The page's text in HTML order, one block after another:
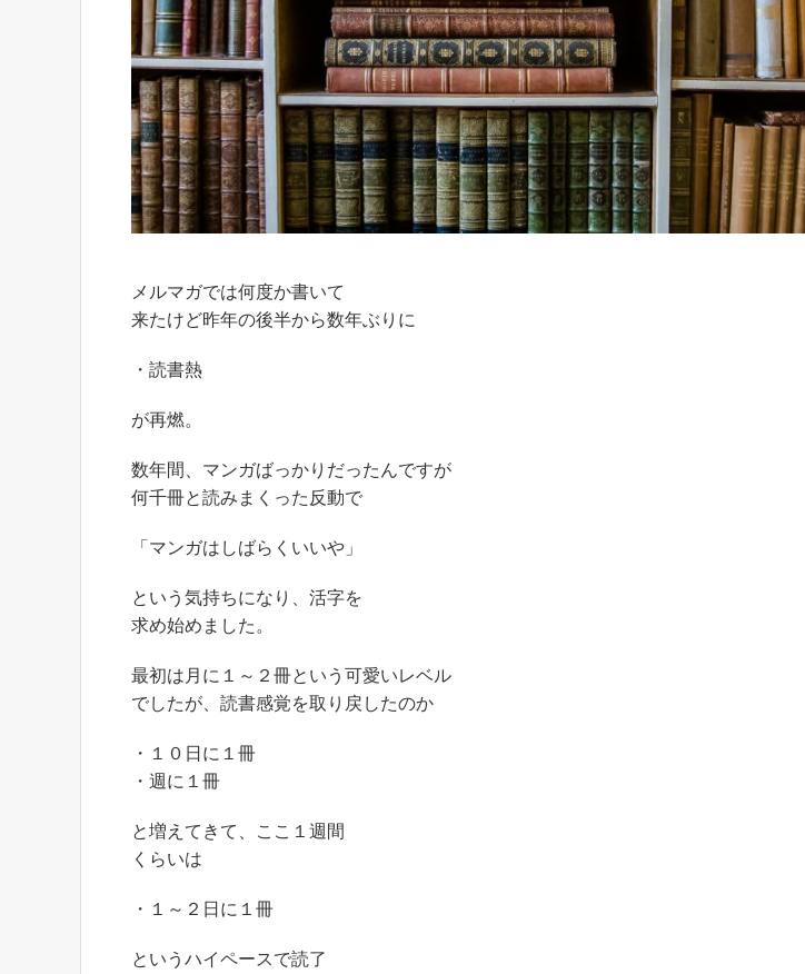
メルマガでは何度か書いて
来たけど昨年の後半から数年ぶりに
・読書熱
が再燃。
数年間、マンガばっかりだったんですが
何千冊と読みまくった反動で
「マンガはしばらくいいや」
という気持ちになり、活字を
求め始めました。
最初は月に１～２冊という可愛いレベル
でしたが、読書感覚を取り戻したのか
・１０日に１冊
・週に１冊
と増えてきて、ここ１週間
くらいは
・１～２日に１冊
というハイペースで読了